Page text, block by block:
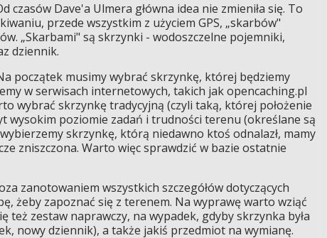
czasów Dave'a Ulmera główna idea nie zmieniła się. To
przede wszystkim z użyciem GPS, „skarbów"
„Skarbami" są skrzynki - wodoszczelne pojemniki,
dziennik.
początek musimy wybrać skrzynkę, której będziemy
w serwisach internetowych, takich jak opencaching.pl
wybrać skrzynkę tradycyjną (czyli taką, której położenie
wysokim poziomie zadań i trudności terenu (określane są
skrzynkę, którą niedawno ktoś odnalazł, mamy
zniszczona. Warto więc sprawdzić w bazie ostatnie
zanotowaniem wszystkich szczegółów dotyczących
żeby zapoznać się z terenem. Na wyprawę warto wziąć
też zestaw naprawczy, na wypadek, gdyby skrzynka była
nowy dziennik), a także jakiś przedmiot na wymianę.